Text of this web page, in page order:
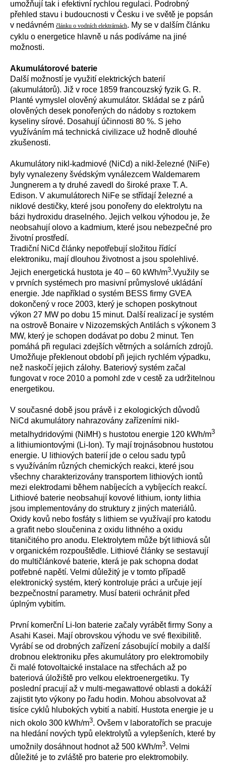
umožňují tak i efektivní rychlou regulaci. Podrobný
přehled stavu i budoucnosti v Česku i ve světě je popsán
v nedávném článku o vodních elektrárnách. My se v dalším článku
cyklu o energetice hlavně u nás podíváme na jiné
možnosti.
Akumulátorové baterie
Další možností je využití elektrických baterií
(akumulátorů). Již v roce 1859 francouzský fyzik G. R.
Planté vymyslel olověný akumulátor. Skládal se z párů
olověných desek ponořených do nádoby s roztokem
kyseliny sírové. Dosahují účinnosti 80 %. S jeho
využíváním má technická civilizace už hodně dlouhé
zkušenosti.
Akumulátory nikl-kadmiové (NiCd) a nikl-železné (NiFe)
byly vynalezeny švédským vynálezcem Waldemarem
Jungnerem a ty druhé zavedl do široké praxe T. A.
Edison. V akumulátorech NiFe se střídají železné a
niklové destičky, které jsou ponořeny do elektrolytu na
bázi hydroxidu draselného. Jejich velkou výhodou je, že
neobsahují olovo a kadmium, které jsou nebezpečné pro
životní prostředí.
Tradiční NiCd články nepotřebují složitou řídící
elektroniku, mají dlouhou životnost a jsou spolehlivé.
Jejich energetická hustota je 40 – 60 kWh/m3.Využily se
v prvních systémech pro masivní průmyslové ukládání
energie. Jde například o systém BESS firmy GVEA
dokončený v roce 2003, který je schopen poskytnout
výkon 27 MW po dobu 15 minut. Další realizací je systém
na ostrově Bonaire v Nizozemských Antilách s výkonem 3
MW, který je schopen dodávat po dobu 2 minut. Ten
pomáhá při regulaci zdejších větrných a solárních zdrojů.
Umožňuje překlenout období při jejich rychlém výpadku,
než naskočí jejich zálohy. Bateriový systém začal
fungovat v roce 2010 a pomohl zde v cestě za udržitelnou
energetikou.
V současné době jsou právě i z ekologických důvodů
NiCd akumulátory nahrazovány zařízeními nikl-
metalhydridovými (NiMH) s hustotou energie 120 kWh/m3
a lithiumiontovými (Li-Ion). Ty mají trojnásobnou hustotou
energie. U lithiových baterií jde o celou sadu typů
s využíváním různých chemických reakci, které jsou
všechny charakterizovány transportem lithiových iontů
mezi elektrodami během nabíjecích a vybíjecích reakcí.
Lithiové baterie neobsahují kovové lithium, ionty lithia
jsou implementovány do struktury z jiných materiálů.
Oxidy kovů nebo fosfáty s lithiem se využívají pro katodu
a grafit nebo sloučenina z oxidu lithného a oxidu
titaničitého pro anodu. Elektrolytem může být lithiová sůl
v organickém rozpouštědle. Lithiové články se sestavují
do multičlánkové baterie, která je pak schopna dodat
potřebné napětí. Velmi důležitý je v tomto případě
elektronický systém, který kontroluje práci a určuje její
bezpečnostní parametry. Musí baterii ochránit před
úplným vybitím.
První komerční Li-Ion baterie začaly vyrábět firmy Sony a
Asahi Kasei. Mají obrovskou výhodu ve své flexibilitě.
Vyrábí se od drobných zařízení zásobující mobily a další
drobnou elektroniku přes akumulátory pro elektromobily
či malé fotovoltaické instalace na střechách až po
bateriová úložiště pro velkou elektroenergetiku. Ty
poslední pracují až v multi-megawattové oblasti a dokáží
zajistit tyto výkony po řadu hodin. Mohou absolvovat až
tisíce cyklů hlubokých vybití a nabití. Hustota energie je u
nich okolo 300 kWh/m3. Ovšem v laboratořích se pracuje
na hledání nových typů elektrolytů a vylepšeních, které by
umožnily dosáhnout hodnot až 500 kWh/m3. Velmi
důležité je to zvláště pro baterie pro elektromobily.